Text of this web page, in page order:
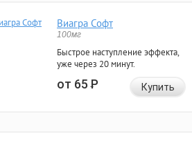
Виагра Софт
100мг
Быстрое наступление эффекта,
уже через 20 минут.
от 65Р Купить